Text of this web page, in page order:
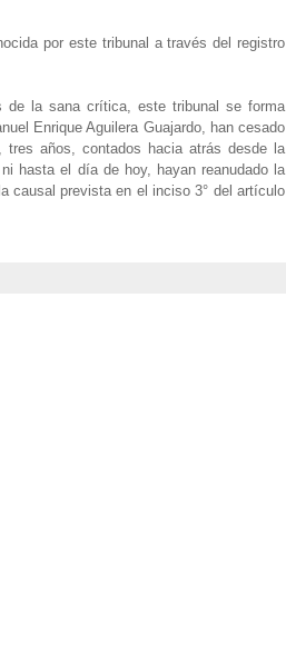
por este tribunal a través del registro
de la sana crítica, este tribunal se forma
Enrique Aguilera Guajardo, han cesado
años, contados hacia atrás desde la
hasta el día de hoy, hayan reanudado la
causal prevista en el inciso 3° del artículo